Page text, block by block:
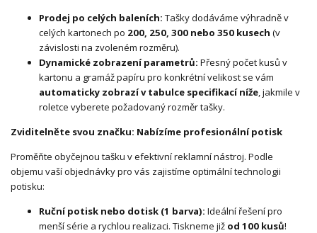
Prodej po celých baleních: Tašky dodáváme výhradně v
celých kartonech po 200, 250, 300 nebo 350 kusech (v
závislosti na zvoleném rozměru).
Dynamické zobrazení parametrů: Přesný počet kusů v
kartonu a gramáž papíru pro konkrétní velikost se vám
automaticky zobrazí v tabulce specifikací níže, jakmile v
roletce vyberete požadovaný rozměr tašky.
Zviditelněte svou značku: Nabízíme profesionální potisk
Proměňte obyčejnou tašku v efektivní reklamní nástroj. Podle
objemu vaší objednávky pro vás zajistíme optimální technologii
potisku:
Ruční potisk nebo dotisk (1 barva): Ideální řešení pro
menší série a rychlou realizaci. Tiskneme již od 100 kusů!